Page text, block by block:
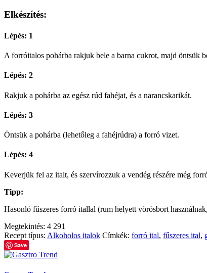
Elkészítés:
Lépés: 1
A forróitalos pohárba rakjuk bele a barna cukrot, majd öntsük
Lépés: 2
Rakjuk a pohárba az egész rúd fahéjat, és a narancskarikát.
Lépés: 3
Öntsük a pohárba (lehetőleg a fahéjrúdra) a forró vizet.
Lépés: 4
Keverjük fel az italt, és szervírozzuk a vendég részére még
Tipp:
Hasonló fűszeres forró itallal (rum helyett vörösbort
Megtekintés: 4 291
Recept típus: Alkoholos italok Címkék: forró ital, fűszeres ital,
Save